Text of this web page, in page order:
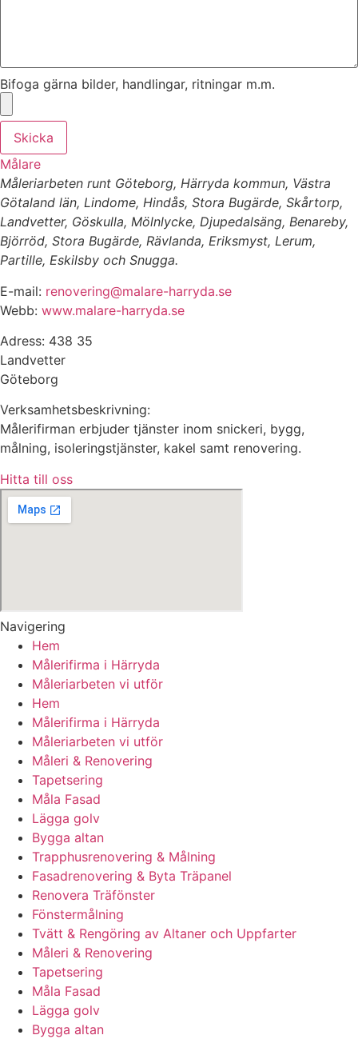
Bifoga gärna bilder, handlingar, ritningar m.m.
Skicka
Målare
Måleriarbeten runt Göteborg, Härryda kommun, Västra
Götaland län, Lindome, Hindås, Stora Bugärde, Skårtorp,
Landvetter, Göskulla, Mölnlycke, Djupedalsäng, Benareby,
Björröd, Stora Bugärde, Rävlanda, Eriksmyst, Lerum,
Partille, Eskilsby och Snugga.
E-mail: renovering@malare-harryda.se
Webb: www.malare-harryda.se
Adress: 438 35
Landvetter
Göteborg
Verksamhetsbeskrivning:
Målerifirman erbjuder tjänster inom snickeri, bygg,
målning, isoleringstjänster, kakel samt renovering.
Hitta till oss
Navigering
Hem
Målerifirma i Härryda
Måleriarbeten vi utför
Hem
Målerifirma i Härryda
Måleriarbeten vi utför
Måleri & Renovering
Tapetsering
Måla Fasad
Lägga golv
Bygga altan
Trapphusrenovering & Målning
Fasadrenovering & Byta Träpanel
Renovera Träfönster
Fönstermålning
Tvätt & Rengöring av Altaner och Uppfarter
Måleri & Renovering
Tapetsering
Måla Fasad
Lägga golv
Bygga altan